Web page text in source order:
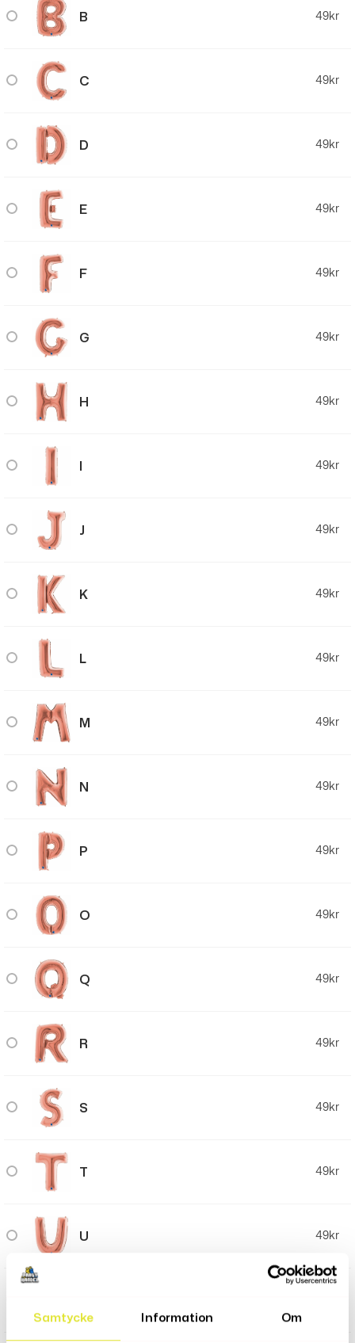
Samtycke Information Om
B 49kr
C 49kr
D 49kr
E 49kr
F 49kr
G 49kr
H 49kr
49kr
J 49kr
K 49kr
L 49kr
M 49kr
N 49kr
P 49kr
O 49kr
Q 49kr
R 49kr
S 49kr
T 49kr
U 49kr